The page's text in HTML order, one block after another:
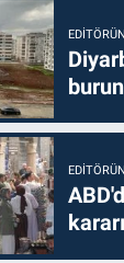
kararı